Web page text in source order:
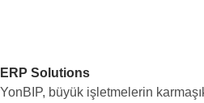
ERP Solutions
YonBIP, büyük işletmelerin